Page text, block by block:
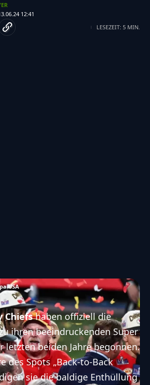
12:41
LESEZEIT: 5 MIN.
USA
Chiefshaben offiziell die
ihren beeindruckenden Super
letzten beiden Jahre begonnen.
des Spots „Back-to-Back
sie die baldige Enthüllung